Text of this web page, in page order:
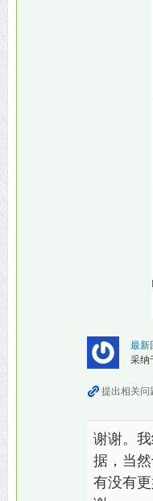
最新
采纳
谢谢。
据，当
有没有